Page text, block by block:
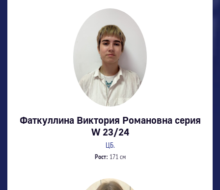
Фаткуллина Виктория Романовна серия
W 23/24
ЦБ.
Рост: 171 см